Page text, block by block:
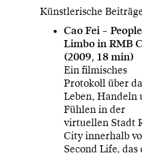
Künstlerische
Cao Fei –
Limbo in RMB
(2009, 18 min)
Ein filmisches
Protokoll über
Leben, Handeln
Fühlen in der
virtuellen Stadt
City innerhalb
Second Life, das